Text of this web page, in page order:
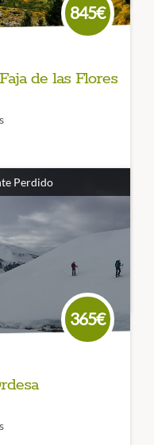
845€
de las Flores
del Parque
de nivel alto y que
la Cola de
Perdido
365€